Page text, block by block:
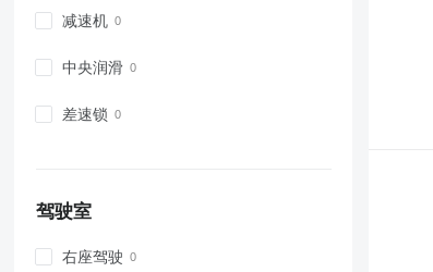
减速机
中央润滑
差速锁
驾驶室
右座驾驶